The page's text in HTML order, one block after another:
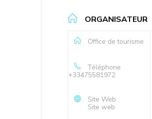
ORGANISATEUR
Office de tourisme
Téléphone
+33475581972
Site Web
Site web